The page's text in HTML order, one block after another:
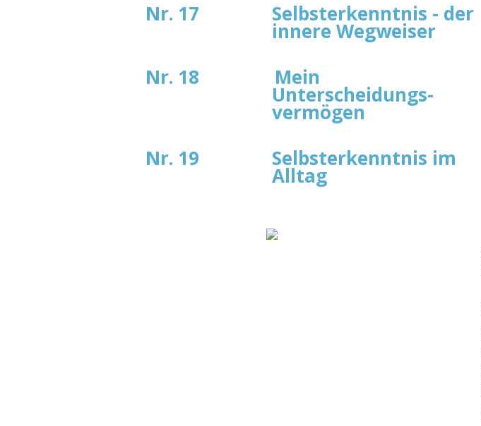
Nr. 17
Selbsterkenntnis - der
innere Wegweiser
Nr. 18
Mein
Unterscheidungs-
vermögen
Nr. 19
Selbsterkenntnis im
Alltag